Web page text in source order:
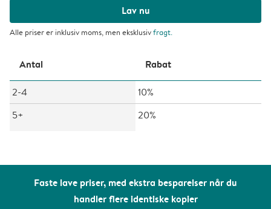
Faste lave priser, med ekstra besparelser når du
handler flere identiske kopier
Lav nu
Alle priser er inklusiv moms, men eksklusivfragt.
Antal Rabat
2-4
10%
5+
20%